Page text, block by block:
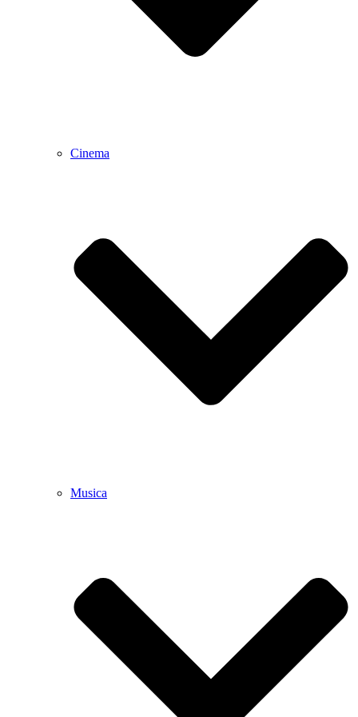
Cinema
Musica